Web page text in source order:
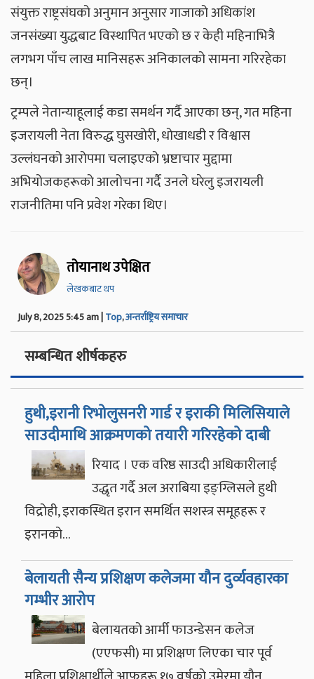
संयुक्त राष्ट्रसंघको अनुमान अनुसार गाजाको अधिकांश
जनसंख्या युद्धबाट विस्थापित भएको छ र केही महिनाभित्रै
लगभग पाँच लाख मानिसहरू अनिकालको सामना गरिरहेका
छन्।
ट्रम्पले नेतान्याहूलाई कडा समर्थन गर्दै आएका छन्, गत महिना
इजरायली नेता विरुद्ध घुसखोरी, धोखाधडी र विश्वास
उल्लंघनको आरोपमा चलाइएको भ्रष्टाचार मुद्दामा
अभियोजकहरूको आलोचना गर्दै उनले घरेलु इजरायली
राजनीतिमा पनि प्रवेश गरेका थिए।
तोयानाथ उपेक्षित
लेखकबाट थप
July 8, 2025 5:45 am |Top,अन्तर्राष्ट्रिय समाचार
सम्बन्धित शीर्षकहरु
हुथी,इरानी रिभोलुसनरी गार्ड र इराकी मिलिसियाले
साउदीमाथि आक्रमणको तयारी गरिरहेको दाबी
रियाद । एक वरिष्ठ साउदी अधिकारीलाई
उद्धृत गर्दै अल अराबिया इङ्ग्लिसले हुथी
विद्रोही, इराकस्थित इरान समर्थित सशस्त्र समूहहरू र
इरानको…
बेलायती सैन्य प्रशिक्षण कलेजमा यौन दुर्व्यवहारका
गम्भीर आरोप
बेलायतको आर्मी फाउन्डेसन कलेज
(एएफसी) मा प्रशिक्षण लिएका चार पूर्व